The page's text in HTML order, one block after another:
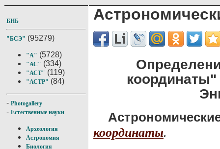
БНБ
"БСЭ" (95279)
"А" (5728)
"АС" (334)
"АСТ" (119)
"АСТР" (84)
- Photogallery
- Естественные науки
Археология
Астрономия
Биология
координаты.